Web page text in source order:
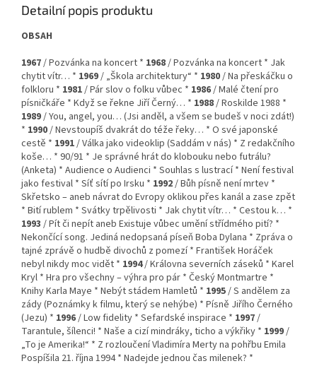
Detailní popis produktu
OBSAH
1967/ Pozvánka na koncert * 1968/ Pozvánka na koncert * Jak
chytit vítr… * 1969/ „Škola architektury“ * 1980/ Na přeskáčku o
folkloru * 1981/ Pár slov o folku vůbec * 1986/ Malé čtení pro
písničkáře * Když se řekne Jiří Černý… * 1988/ Roskilde 1988 *
1989/ You, angel, you… (Jsi anděl, a všem se budeš v noci zdát!)
* 1990/ Nevstoupíš dvakrát do téže řeky… * O své japonské
cestě * 1991/ Válka jako videoklip (Saddám v nás) * Z redakčního
koše… * 90/91 * Je správné hrát do klobouku nebo futrálu?
(Anketa) * Audience o Audienci * Souhlas s lustrací * Není festival
jako festival * Síť sítí po Irsku * 1992/ Bůh písně není mrtev *
Skřetsko – aneb návrat do Evropy oklikou přes kanál a zase zpět
* Bití rublem * Svátky trpělivosti * Jak chytit vítr… * Cestou k… *
1993 / Pít či nepít aneb Existuje vůbec umění střídmého pití? *
Nekončící song. Jediná nedopsaná píseň Boba Dylana * Zpráva o
tajné zprávě o hudbě divochů z pomezí * František Horáček
nebyl nikdy moc vidět * 1994/ Královna severních záseků * Karel
Kryl * Hra pro všechny – výhra pro pár * Český Montmartre *
Knihy Karla Maye * Nebýt stádem Hamletů * 1995/ S andělem za
zády (Poznámky k filmu, který se nehýbe) * Písně Jiřího Černého
(Jezu) * 1996/ Low fidelity * Sefardské inspirace * 1997/
Tarantule, šílenci! * Naše a cizí mindráky, ticho a výkřiky * 1999/
„To je Amerika!“ * Z rozloučení Vladimíra Merty na pohřbu Emila
Pospíšila 21. října 1994 * Nadejde jednou čas milenek? *